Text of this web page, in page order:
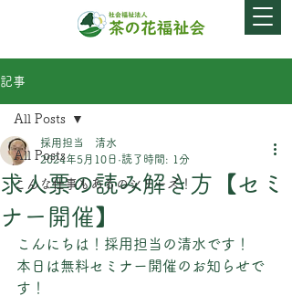
記事
All Posts
こんな仕事もあるのシリーズ！
All Posts
求人票の読み解き方【セミ
ナー開催】
採用担当 清水
2024年5月10日 読了時間: 1分
こんにちは！採用担当の清水です！
本日は無料セミナー開催のお知らせで
す！